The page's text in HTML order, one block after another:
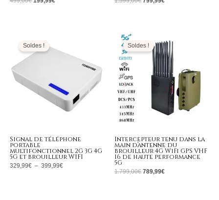
Soldes !
Signal de téléphone
portable
multifonctionnel 2G 3G 4G
5G et brouilleur WIFI
329,99€ – 399,99€
à
399,99€
Soldes !
Intercepteur tenu dans la
main d’antenne du
brouilleur 4G WiFi GPS VHF
16 de haute performance
5G
1.799,00€
initial
était :
1.799,00€.
789,99€
actuel
est :
789,99€.